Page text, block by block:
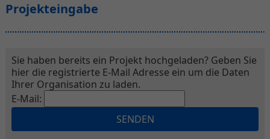
Projekteingabe
Sie haben bereits ein Projekt hochgeladen? Geben Sie
hier die registrierte E-Mail Adresse ein um die Daten
Ihrer Organisation zu laden.
E-Mail: